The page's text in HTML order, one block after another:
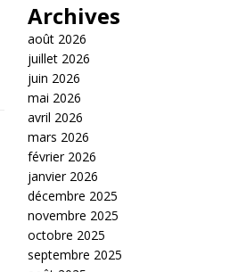
Archives
août 2026
juillet 2026
juin 2026
mai 2026
avril 2026
mars 2026
février 2026
janvier 2026
décembre 2025
novembre 2025
octobre 2025
septembre 2025